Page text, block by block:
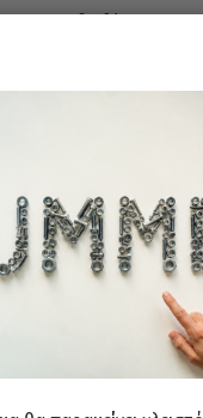
Άμεσα διαθέσιμο
Προσθήκη